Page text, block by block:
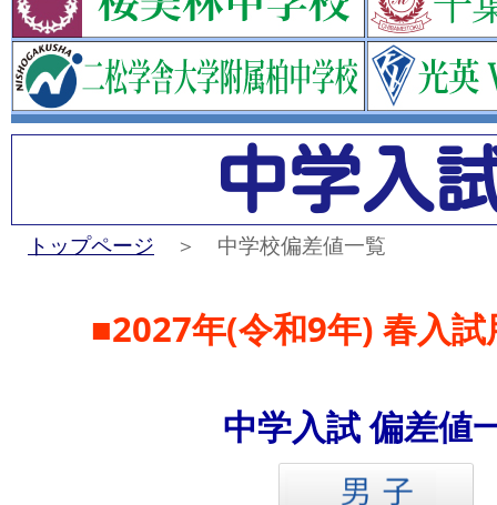
中学入
トップページ ＞ 中学校偏差値一覧
■2027年(令和9年) 春入
中学入試 偏差値